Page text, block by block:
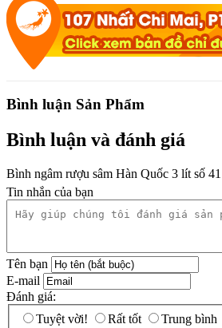
Bình luận Sản Phẩm
Bình luận và đánh giá
Bình ngâm rượu sâm Hàn Quốc 3 lít số 41
Tin nhắn của bạn
Tên bạn
E-mail
Đánh giá:
Tuyệt vời!
Rất tốt Trung bình